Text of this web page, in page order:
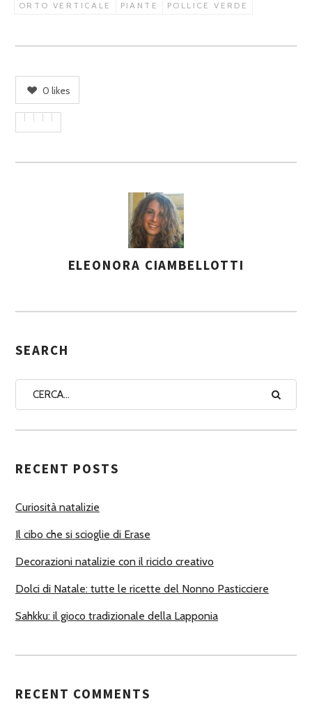
ORTO VERTICALE PIANTE POLLICE VERDE
0 likes
S
G
A
U
O
I
ELEONORA CIAMBELLOTTI
SEARCH
RECENT POSTS
Curiosità natalizie
Il cibo che si scioglie di Erase
Decorazioni natalizie con il riciclo creativo
Dolci di Natale: tutte le ricette del Nonno Pasticciere
Sahkku: il gioco tradizionale della Lapponia
RECENT COMMENTS